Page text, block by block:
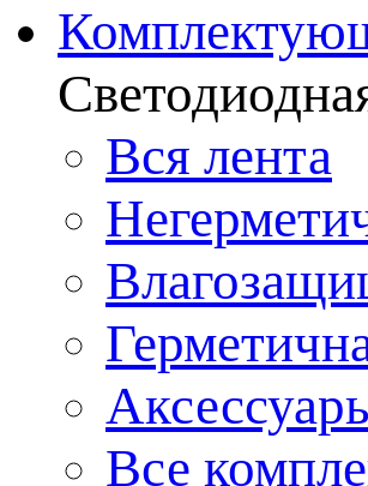
Вся лента
Все